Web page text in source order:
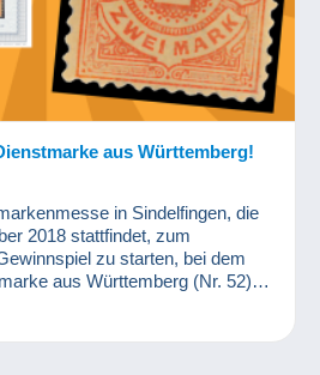
aus Württemberg!
in Sindelfingen, die
2018 stattfindet, zum
zu starten, bei dem
aus Württemberg (Nr. 52)